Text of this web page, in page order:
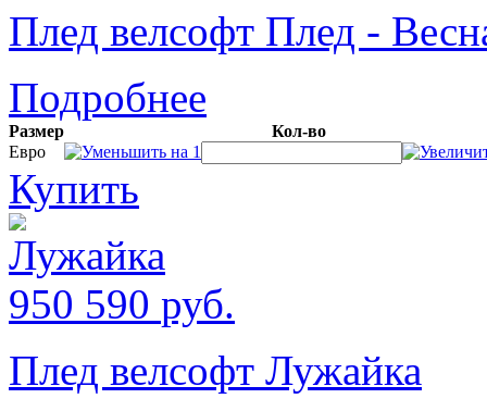
Плед велсофт Плед -
Подробнее
Размер
Кол-во
Евро
Купить
950 590 руб.
Плед велсофт Лужайка